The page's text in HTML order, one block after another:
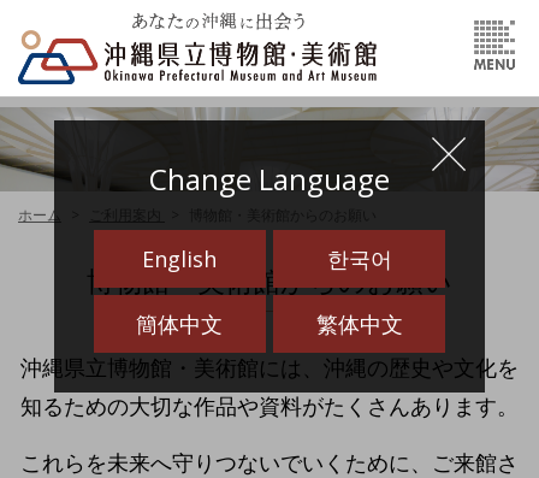
Change Language
English 한국어
簡体中文 繁体中文
ホーム
博物館・美術館からのお願い
沖縄県立博物館・美術館には、沖縄の歴史や文化を
知るための大切な作品や資料がたくさんあります。
これらを未来へ守りつないでいくために、ご来館さ